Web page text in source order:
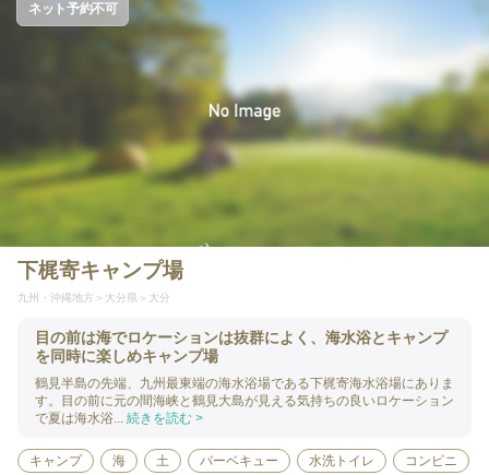
ネット予約不可
下梶寄キャンプ場
九州・沖縄地方 大分県 大分
目の前は海でロケーションは抜群によく、海水浴とキャンプ
を同時に楽しめキャンプ場
鶴見半島の先端、九州最東端の海水浴場である下梶寄海水浴場にありま
す。目の前に元の間海峡と鶴見大島が見える気持ちの良いロケーション
で夏は海水浴... 続きを読む >
キャンプ 海 土 バーベキュー 水洗トイレ コンビニ